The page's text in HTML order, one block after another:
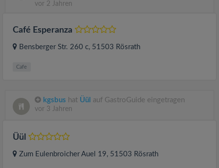
vor 2 Jahren
Café Esperanza
Bensberger Str. 260 c, 51503 Rösrath
Cafe
kgsbus hat Üül auf GastroGuide eingetragen
vor 3 Jahren
Üül
Zum Eulenbroicher Auel 19, 51503 Rösrath